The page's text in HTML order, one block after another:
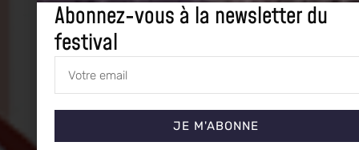
Abonnez-vous à la newsletter du
festival
JE M'ABONNE